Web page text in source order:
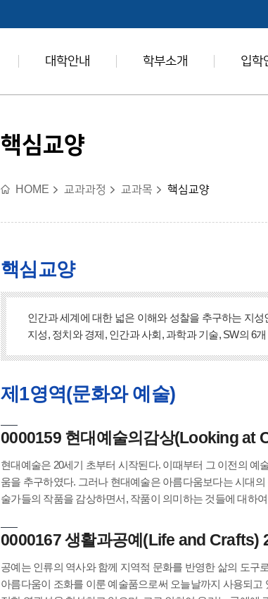
대학안내 학부소개 입학
핵심교양
HOME 교과과정 교과목 핵심교양
핵심교양
인간과 세계에 대한 넓은 이해와 성찰을 추구하는 지
지성, 정치와 경제, 인간과 사회, 과학과 기술, SW의 6
제1영역(문화와 예술)
0000159 현대예술의감상(Looking at
현대예술은 20세기 초부터 시작된다. 이때부터 그 이전의
움을 추구하였다. 그러나 현대예술은 아름다움보다는 시대
술가들의 작품을 감상하면서, 작품이 의미하는 것들에 대하
0000167 생활과공예(Life and Crafts)
공예는 인류의 역사와 함께 지역적 문화를 반영한 삶의 도
아름다움이 조화를 이룬 예술품으로써 오늘날까지 사용되